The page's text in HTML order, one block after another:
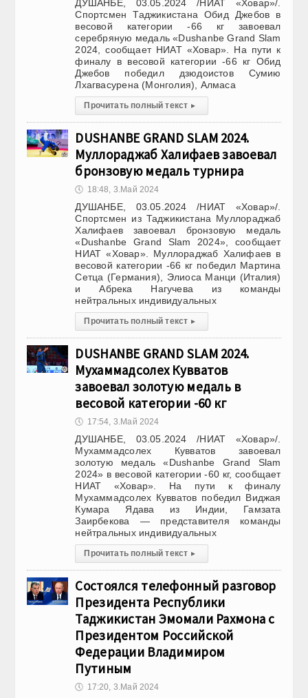
ДУШАНБЕ, 03.05.2024 /НИАТ «Ховар»/.
Спортсмен Таджикистана Обид Джебов в
весовой категории -66 кг завоевал
серебряную медаль «Dushanbe Grand Slam
2024, сообщает НИАТ «Ховар». На пути к
финалу в весовой категории -66 кг Обид
Джебов победил дзюдоистов Сумию
Лхагвасурена (Монголия), Алмаса
Прочитать полный текст ▸
DUSHANBE GRAND SLAM 2024.
Муллораджаб Халифаев завоевал
бронзовую медаль турнира
🕔 18:48, 3.Май 2024
ДУШАНБЕ, 03.05.2024 /НИАТ «Ховар»/.
Спортсмен из Таджикистана Муллораджаб
Халифаев завоевал бронзовую медаль
«Dushanbe Grand Slam 2024», сообщает
НИАТ «Ховар». Муллораджаб Халифаев в
весовой категории -66 кг победил Мартина
Сетца (Германия), Элиоса Манци (Италия)
и Абрека Нагучева из команды
нейтральных индивидуальных
Прочитать полный текст ▸
DUSHANBE GRAND SLAM 2024.
Мухаммадсолех Кувватов
завоевал золотую медаль в
весовой категории -60 кг
🕔 17:54, 3.Май 2024
ДУШАНБЕ, 03.05.2024 /НИАТ «Ховар»/.
Мухаммадсолех Кувватов завоевал
золотую медаль «Dushanbe Grand Slam
2024» в весовой категории -60 кг, сообщает
НИАТ «Ховар». На пути к финалу
Мухаммадсолех Кувватов победил Виджая
Кумара Ядава из Индии, Гамзата
Заирбекова — представителя команды
нейтральных индивидуальных
Прочитать полный текст ▸
Состоялся телефонный разговор
Президента Республики
Таджикистан Эмомали Рахмона с
Президентом Российской
Федерации Владимиром
Путиным
🕔 17:20, 3.Май 2024